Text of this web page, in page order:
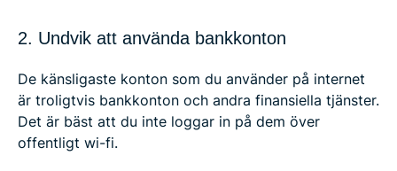
2. Undvik att använda bankkonton
De känsligaste konton som du använder på internet
är troligtvis bankkonton och andra finansiella tjänster.
Det är bäst att du inte loggar in på dem över
offentligt wi-fi.